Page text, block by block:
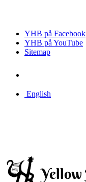
YHB på Facebook
YHB på YouTube
Sitemap
English